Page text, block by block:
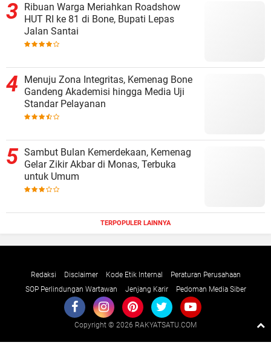
Ribuan Warga Meriahkan Roadshow
HUT RI ke 81 di Bone, Bupati Lepas
Jalan Santai
Menuju Zona Integritas, Kemenag Bone
Gandeng Akademisi hingga Media Uji
Standar Pelayanan
Sambut Bulan Kemerdekaan, Kemenag
Gelar Zikir Akbar di Monas, Terbuka
untuk Umum
TERPOPULER LAINNYA
Redaksi Disclaimer Kode Etik Internal
Peraturan Perusahaan
SOP Perlindungan Wartawan
Jenjang Karir Pedoman Media Siber
Copyright © 2026 RAKYATSATU.COM
Raushan